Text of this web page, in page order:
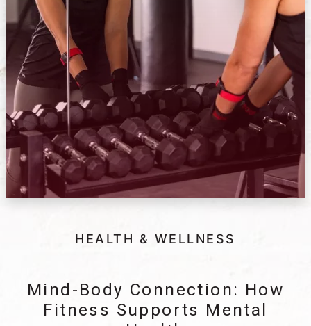
HEALTH & WELLNESS
Mind-Body Connection: How
Fitness Supports Mental